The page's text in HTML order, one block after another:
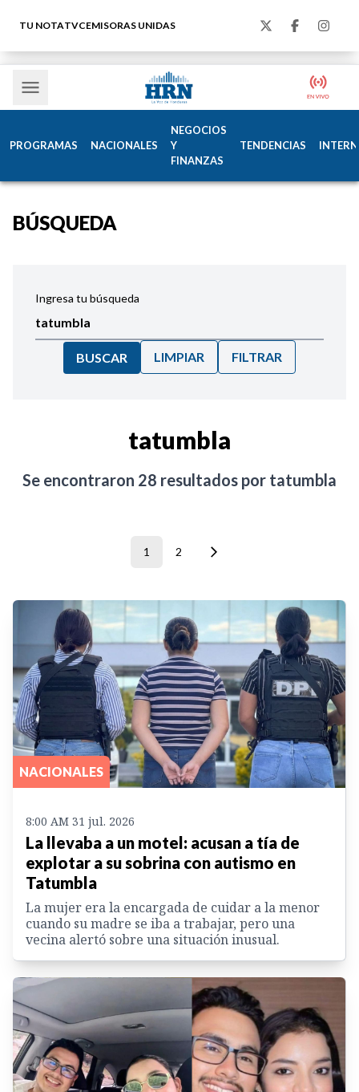
TU NOTATVCEMISORAS UNIDAS
PROGRAMAS NACIONALES
NEGOCIOS
Y
FINANZAS
TENDENCIAS
BÚSQUEDA
Ingresa tu búsqueda
BUSCAR LIMPIAR FILTRAR
tatumbla
Se encontraron 28 resultados por tatumbla
1 2
NACIONALES
8:00 AM 31 jul. 2026
La llevaba a un motel: acusan a tía de
explotar a su sobrina con autismo en
Tatumbla
La mujer era la encargada de cuidar a la menor
cuando su madre se iba a trabajar, pero una
vecina alertó sobre una situación inusual.